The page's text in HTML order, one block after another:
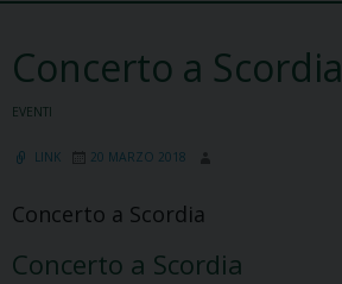
Concerto a Scordia
EVENTI
LINK 20 MARZO 2018
Concerto a Scordia
Concerto a Scordia